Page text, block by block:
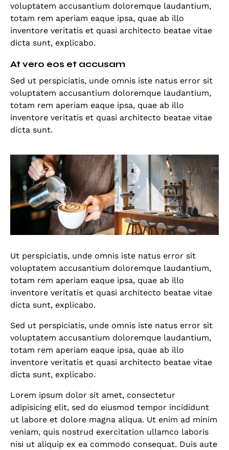
voluptatem accusantium doloremque laudantium,
totam rem aperiam eaque ipsa, quae ab illo
inventore veritatis et quasi architecto beatae vitae
dicta sunt, explicabo.
At vero eos et accusam
Sed ut perspiciatis, unde omnis iste natus error sit
voluptatem accusantium doloremque laudantium,
totam rem aperiam eaque ipsa, quae ab illo
inventore veritatis et quasi architecto beatae vitae
dicta sunt.
Ut perspiciatis, unde omnis iste natus error sit
voluptatem accusantium doloremque laudantium,
totam rem aperiam eaque ipsa, quae ab illo
inventore veritatis et quasi architecto beatae vitae
dicta sunt, explicabo.
Sed ut perspiciatis, unde omnis iste natus error sit
voluptatem accusantium doloremque laudantium,
totam rem aperiam eaque ipsa, quae ab illo
inventore veritatis et quasi architecto beatae vitae
dicta sunt, explicabo.
Lorem ipsum dolor sit amet, consectetur
adipisicing elit, sed do eiusmod tempor incididunt
ut labore et dolore magna aliqua. Ut enim ad minim
veniam, quis nostrud exercitation ullamco laboris
nisi ut aliquip ex ea commodo consequat. Duis aute